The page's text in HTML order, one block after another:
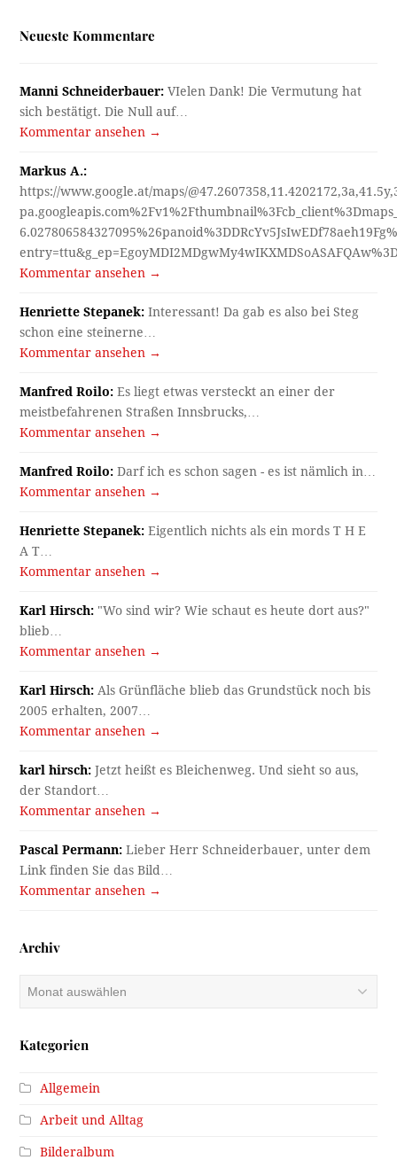
Neueste Kommentare
Manni Schneiderbauer: VIelen Dank! Die Vermutung hat
sich bestätigt. Die Null auf…
Kommentar ansehen →
Markus A.:
https://www.google.at/maps/
Kommentar ansehen →
Henriette Stepanek: Interessant! Da gab es also bei Steg
schon eine steinerne…
Kommentar ansehen →
Manfred Roilo: Es liegt etwas versteckt an einer der
meistbefahrenen Straßen Innsbrucks,…
Kommentar ansehen →
Manfred Roilo: Darf ich es schon sagen - es ist nämlich in…
Kommentar ansehen →
Henriette Stepanek: Eigentlich nichts als ein mords T H E
A T…
Kommentar ansehen →
Karl Hirsch: "Wo sind wir? Wie schaut es heute dort aus?"
blieb…
Kommentar ansehen →
Karl Hirsch: Als Grünfläche blieb das Grundstück noch bis
2005 erhalten, 2007…
Kommentar ansehen →
karl hirsch: Jetzt heißt es Bleichenweg. Und sieht so aus,
der Standort…
Kommentar ansehen →
Pascal Permann: Lieber Herr Schneiderbauer, unter dem
Link finden Sie das Bild…
Kommentar ansehen →
Archiv
Kategorien
Allgemein
Arbeit und Alltag
Bilderalbum